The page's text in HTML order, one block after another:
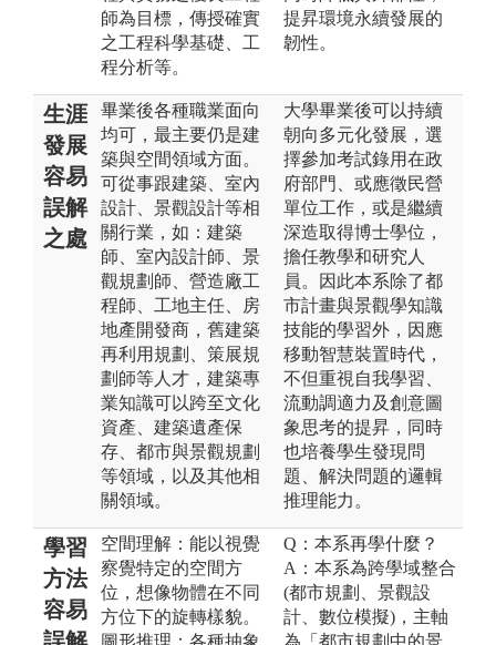
師為目標，傳授確實
之工程科學基礎、工
程分析等。
提昇環境永續發展的
韌性。
生涯
發展
容易
誤解
之處
畢業後各種職業面向
均可，最主要仍是建
築與空間領域方面。
可從事跟建築、室內
設計、景觀設計等相
關行業，如：建築
師、室內設計師、景
觀規劃師、營造廠工
程師、工地主任、房
地產開發商，舊建築
再利用規劃、策展規
劃師等人才，建築專
業知識可以跨至文化
資產、建築遺產保
存、都市與景觀規劃
等領域，以及其他相
關領域。
大學畢業後可以持續
朝向多元化發展，選
擇參加考試錄用在政
府部門、或應徵民營
單位工作，或是繼續
深造取得博士學位，
擔任教學和研究人
員。因此本系除了都
市計畫與景觀學知識
技能的學習外，因應
移動智慧裝置時代，
不但重視自我學習、
流動調適力及創意圖
象思考的提昇，同時
也培養學生發現問
題、解決問題的邏輯
推理能力。
學習
方法
容易
空間理解：能以視覺
察覺特定的空間方
位，想像物體在不同
方位下的旋轉樣貌。
圖形推理：各種抽象
Q：本系再學什麼？
A：本系為跨學域整合
(都市規劃、景觀設
計、數位模擬)，主軸
為「都市規劃中的景